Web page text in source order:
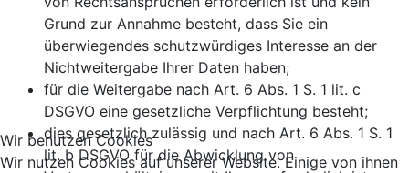
Grund zur Annahme besteht, dass Sie ein
überwiegendes schutzwürdiges Interesse an der
Nichtweitergabe Ihrer Daten haben;
für die Weitergabe nach Art. 6 Abs. 1 S. 1 lit. c
DSGVO eine gesetzliche Verpflichtung besteht;
dies gesetzlich zulässig und nach Art. 6 Abs. 1 S. 1
lit. b DSGVO für die Abwicklung von
Wir benutzen Cookies
Wir nutzen Cookies auf unserer Website. Einige von ihnen